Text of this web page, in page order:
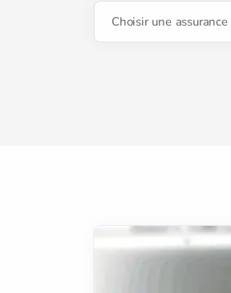
Choisir une assurance